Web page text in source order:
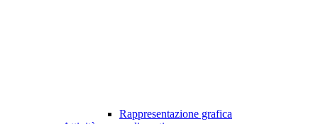
Rappresentazione grafica